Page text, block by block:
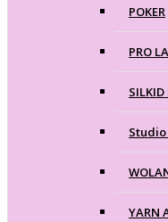
POKER
PRO
Studio
YARN